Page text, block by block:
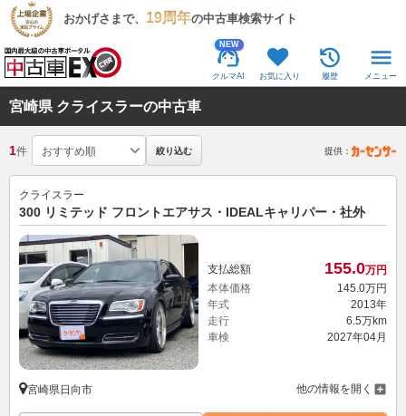
おかげさまで、 19周年の中古車検索サイト
NEW
クルマAI お気に入り 履歴 メニュー
宮崎県 クライスラーの中古車
1件 絞り込む 提供：
クライスラー
300 リミテッド フロントエアサス・IDEALキャリパー・社外
支払総額 155.0万円
本体価格
145. 0万円
年式
2013年
走行
6.5万km
車検
2027年04月
宮崎県日向市 他の情報を開く